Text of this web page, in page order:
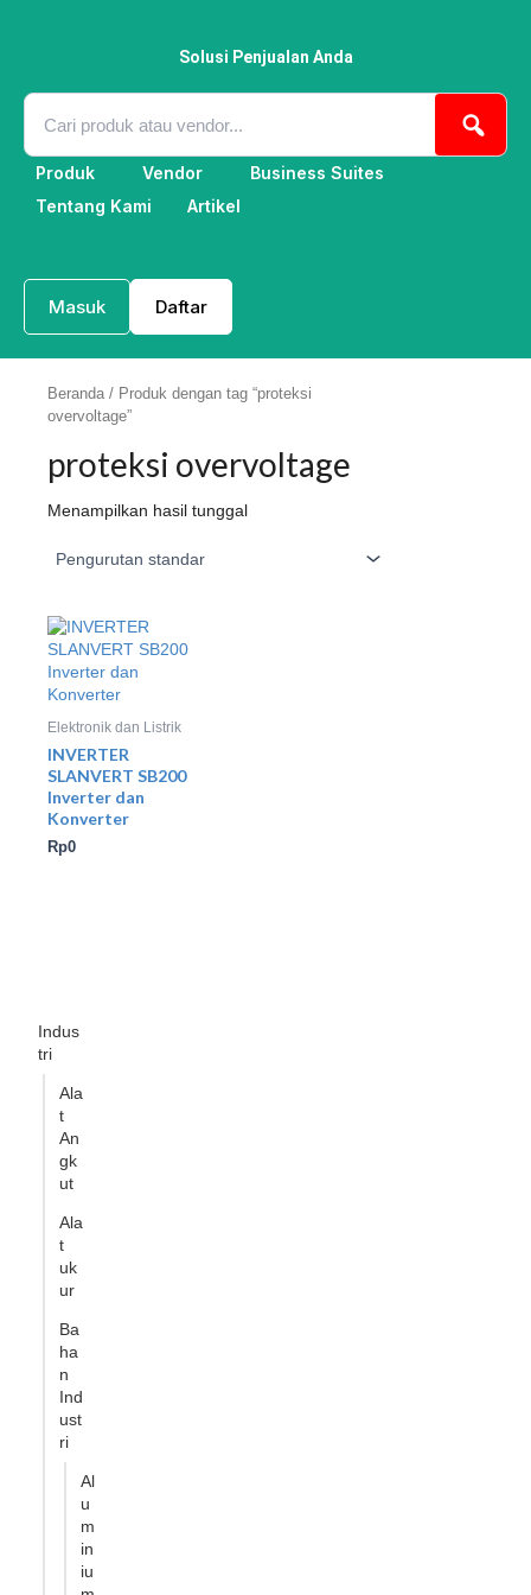
Solusi Penjualan Anda
Produk Vendor
Business Suites
Tentang Kami
Artikel
Masuk Daftar
Indus
tri
Ala
t
An
gk
ut
Ala
t
uk
ur
Ba
ha
n
Ind
ust
ri
Al
u
m
in
iu
Beranda / Produk dengan tag “proteksi
overvoltage”
proteksi overvoltage
Menampilkan hasil tunggal
Elektronik dan Listrik
INVERTER
SLANVERT SB200
Inverter dan
Konverter
Rp0